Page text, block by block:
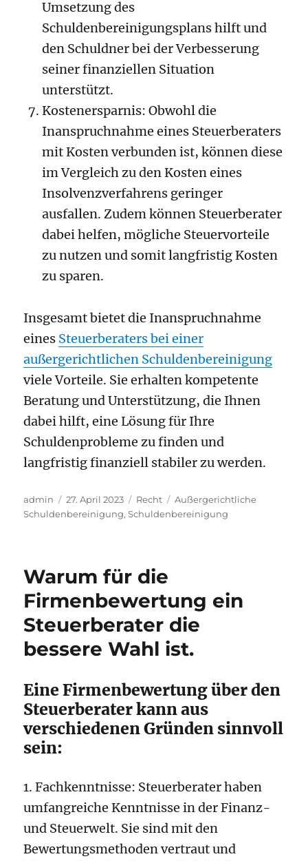
Umsetzung des
Schuldenbereinigungsplans hilft und
den Schuldner bei der Verbesserung
seiner finanziellen Situation
unterstützt.
Kostenersparnis: Obwohl die
Inanspruchnahme eines Steuerberaters
mit Kosten verbunden ist, können diese
im Vergleich zu den Kosten eines
Insolvenzverfahrens geringer
ausfallen. Zudem können Steuerberater
dabei helfen, mögliche Steuervorteile
zu nutzen und somit langfristig Kosten
zu sparen.
Insgesamt bietet die Inanspruchnahme
eines Steuerberaters bei einer
außergerichtlichen Schuldenbereinigung
viele Vorteile. Sie erhalten kompetente
Beratung und Unterstützung, die Ihnen
dabei hilft, eine Lösung für Ihre
Schuldenprobleme zu finden und
langfristig finanziell stabiler zu werden.
Autor
admin
Veröffentlicht
am
27. April 2023 Kategorien
Recht Schlagwörter
Außergerichtliche
Schuldenbereinigung,Schuldenbereinigung
Warum für die
Firmenbewertung ein
Steuerberater die
bessere Wahl ist.
Eine Firmenbewertung über den
Steuerberater kann aus
verschiedenen Gründen sinnvoll
sein:
1. Fachkenntnisse: Steuerberater haben
umfangreiche Kenntnisse in der Finanz-
und Steuerwelt. Sie sind mit den
Bewertungsmethoden vertraut und